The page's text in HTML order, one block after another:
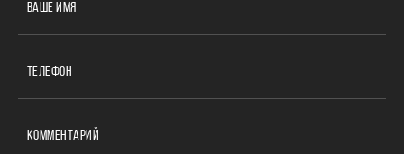
ВАШЕ ИМЯ
ТЕЛЕФОН
КОММЕНТАРИЙ